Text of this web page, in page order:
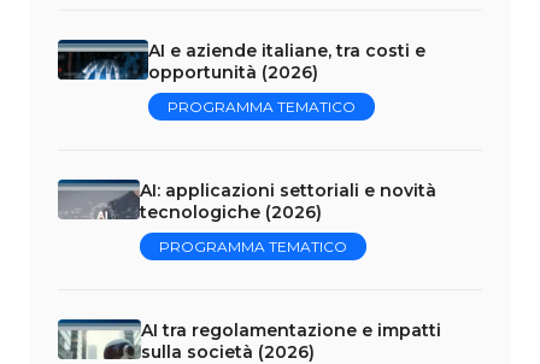
AI e aziende italiane, tra costi e
opportunità (2026)
PROGRAMMA TEMATICO
AI: applicazioni settoriali e novità
tecnologiche (2026)
PROGRAMMA TEMATICO
AI tra regolamentazione e impatti
sulla società (2026)